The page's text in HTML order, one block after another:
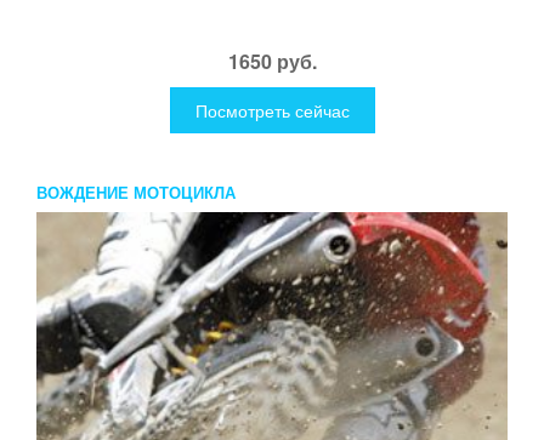
1650 руб.
Посмотреть сейчас
ВОЖДЕНИЕ МОТОЦИКЛА